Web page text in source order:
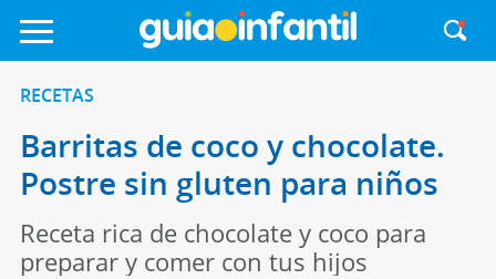
RECETAS
Barritas de coco y chocolate.
Postre sin gluten para niños
Receta rica de chocolate y coco para
preparar y comer con tus hijos